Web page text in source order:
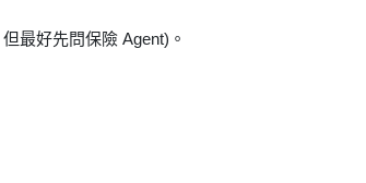
最好先問保險 Agent)。